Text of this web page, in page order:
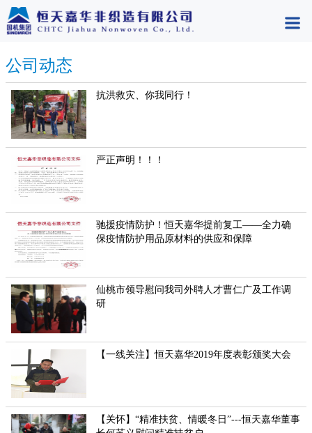
公司动态
抗洪救灾、你我同行！
严正声明！！！
驰援疫情防护！恒天嘉华提前复工——全力确
保疫情防护用品原材料的供应和保障
仙桃市领导慰问我司外聘人才曹仁广及工作调
研
【一线关注】恒天嘉华2019年度表彰颁奖大会
【关怀】“精准扶贫、情暖冬日”---恒天嘉华董事